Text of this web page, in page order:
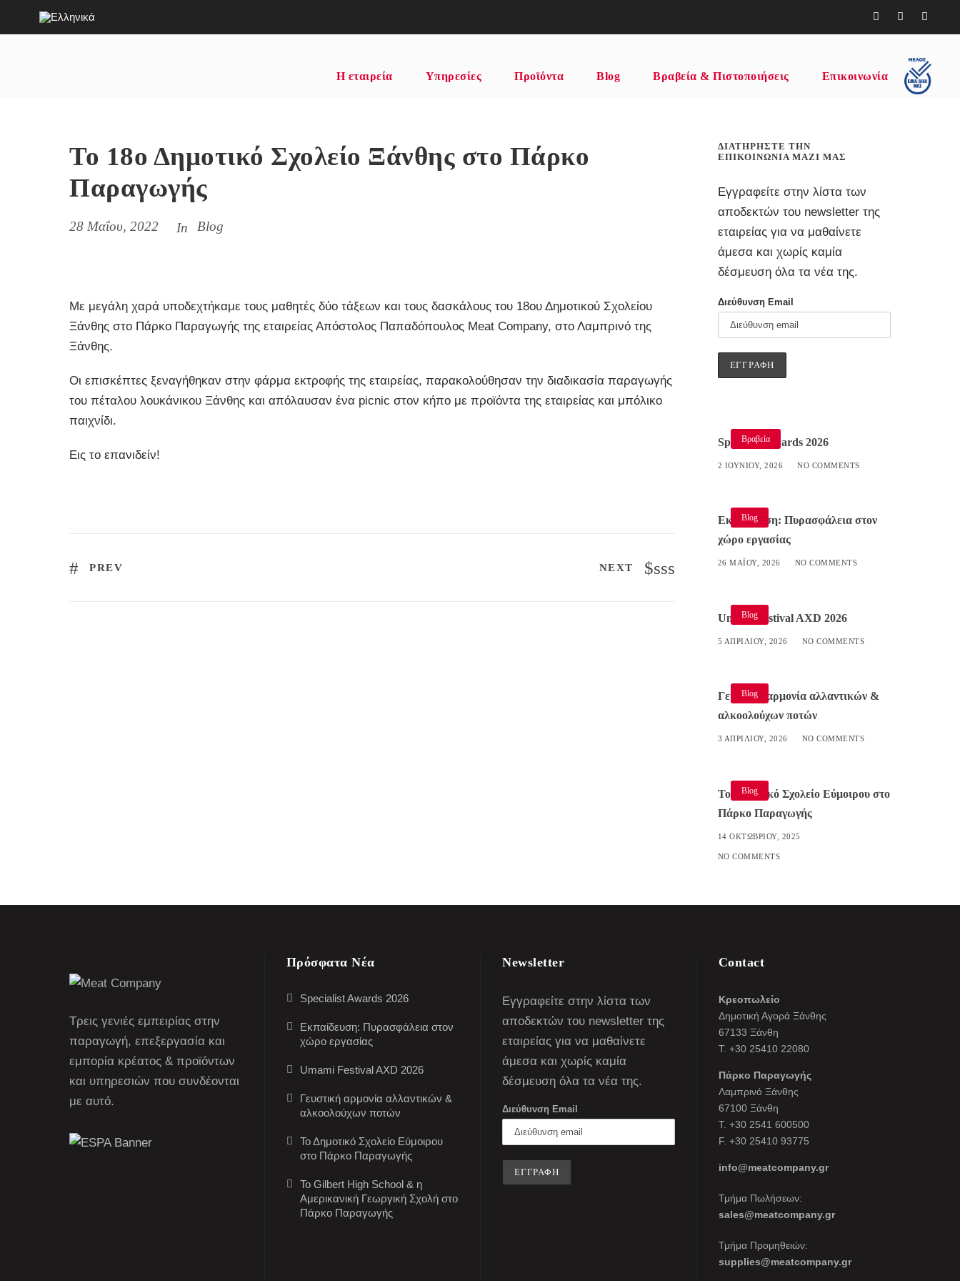
Η εταιρεία Υπηρεσίες Προϊόντα Blog Βραβεία & Πιστοποιήσεις Επικοινωνία
Το 18ο Δημοτικό Σχολείο Ξάνθης στο Πάρκο
Παραγωγής
28 Μαΐου, 2022 In Blog
Με μεγάλη χαρά υποδεχτήκαμε τους μαθητές δύο τάξεων και τους δασκάλους του 18ου Δημοτικού Σχολείου
Ξάνθης στο Πάρκο Παραγωγής της εταιρείας Απόστολος Παπαδόπουλος Meat Company, στο Λαμπρινό της
Ξάνθης.
Οι επισκέπτες ξεναγήθηκαν στην φάρμα εκτροφής της εταιρείας, παρακολούθησαν την διαδικασία παραγωγής
του πέταλου λουκάνικου Ξάνθης και απόλαυσαν ένα picnic στον κήπο με προϊόντα της εταιρείας και μπόλικο
παιχνίδι.
Εις το επανιδείν!
PREV NEXT sss
ΔΙΑΤΗΡΉΣΤΕ ΤΗΝ
ΕΠΙΚΟΙΝΩΝΊΑ ΜΑΖΊ ΜΑΣ
Εγγραφείτε στην λίστα των
αποδεκτών του newsletter της
εταιρείας για να μαθαίνετε
άμεσα και χωρίς καμία
δέσμευση όλα τα νέα της.
Διεύθυνση Email
Βραβεία
Specialist Awards 2026
2 ΙΟΥΝΊΟΥ, 2026 NO COMMENTS
Blog
Εκπαίδευση: Πυρασφάλεια στον
χώρο εργασίας
26 ΜΑΪ́ΟΥ, 2026 NO COMMENTS
Blog
Umami Festival AXD 2026
5 ΑΠΡΙΛΊΟΥ, 2026 NO COMMENTS
Blog
Γευστική αρμονία αλλαντικών &
αλκοολούχων ποτών
3 ΑΠΡΙΛΊΟΥ, 2026 NO COMMENTS
Blog
Το Δημοτικό Σχολείο Εύμοιρου στο
Πάρκο Παραγωγής
14 ΟΚΤΩΒΡΊΟΥ, 2025
NO COMMENTS
Τρεις γενιές εμπειρίας στην
παραγωγή, επεξεργασία και
εμπορία κρέατος & προϊόντων
και υπηρεσιών που συνδέονται
με αυτό.
Πρόσφατα Νέα
Specialist Awards 2026
Εκπαίδευση: Πυρασφάλεια στον
χώρο εργασίας
Umami Festival AXD 2026
Γευστική αρμονία αλλαντικών &
αλκοολούχων ποτών
Το Δημοτικό Σχολείο Εύμοιρου
στο Πάρκο Παραγωγής
Το Gilbert High School & η
Αμερικανική Γεωργική Σχολή στο
Πάρκο Παραγωγής
Newsletter
Εγγραφείτε στην λίστα των
αποδεκτών του newsletter της
εταιρείας για να μαθαίνετε
άμεσα και χωρίς καμία
δέσμευση όλα τα νέα της.
Διεύθυνση Email
Contact
Κρεοπωλείο
Δημοτική Αγορά Ξάνθης
67133 Ξάνθη
Τ. +30 25410 22080
Πάρκο Παραγωγής
Λαμπρινό Ξάνθης
67100 Ξάνθη
Τ. +30 2541 600500
F. +30 25410 93775
info@meatcompany.gr
Τμήμα Πωλήσεων:
sales@meatcompany.gr
Τμήμα Προμηθειών:
supplies@meatcompany.gr